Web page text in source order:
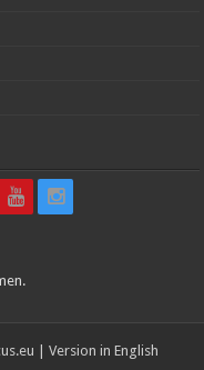
| Version in English